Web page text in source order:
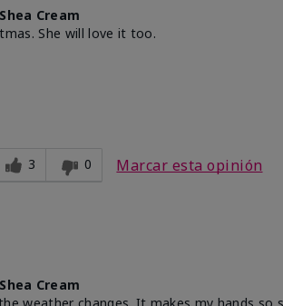
Cream
She will love it too.
3 0 Marcar esta opinión
Cream